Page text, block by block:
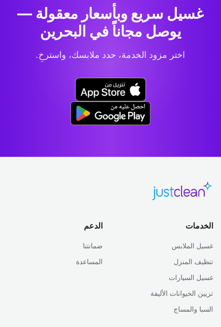
غسيل سريع وبأسعار معقولة —
يوصل مجاناً في البحرين
اختر مزود الخدمة، حدد ملابسك، واسترخِ.
الخدمات
غسيل الملابس
تنظيف المنزل
غسيل السيارات
تزيين الحيوانات الأليفة
السبا والمساج
الدعم
ضمانتنا
المساعدة